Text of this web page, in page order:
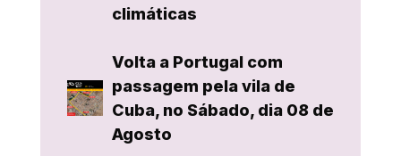
climáticas
Volta a Portugal com
passagem pela vila de
Cuba, no Sábado, dia 08 de
Agosto